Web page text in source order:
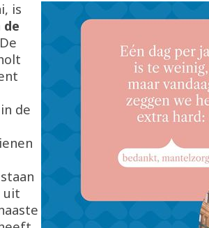
is
de
de
uit